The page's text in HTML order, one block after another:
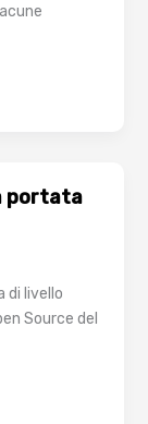
portata
di livello
Source del